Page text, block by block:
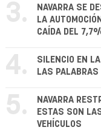
3.
NAVARRA SE
LA
CAÍDA DEL
4.
SILENCIO EN
LAS PALABRAS
5.
NAVARRA
ESTAS SON
VEHÍCULOS